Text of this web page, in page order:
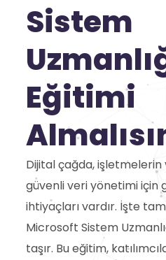
Sistem
Eğitimi
Dijital çağda, işletmelerin
güvenli veri yönetimi için
ihtiyaçları vardır. İşte
Microsoft Sistem
taşır. Bu eğitim,